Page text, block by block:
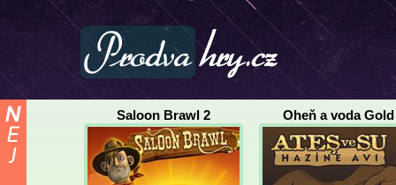
Saloon Brawl 2 Oheň a voda Gold